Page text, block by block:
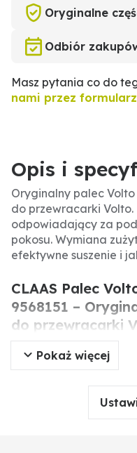
Oryginalne
Odbiór
Masz pytania co do
nami przez formularz
Opis i
Oryginalny palec
do przewracarki Volto.
odpowiadający za
pokosu. Wymiana
efektywne suszenie i
CLAAS Palec
9568151 –
do przewracarki
Oryginalny palec
wykonany element
przewracarkach
podbieranie i
przyspiesza suszenie
Pokaż więcej